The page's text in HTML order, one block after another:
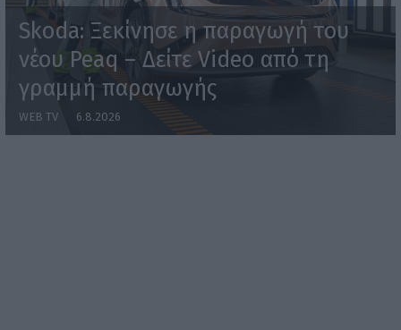
Skoda: Ξεκίνησε η παραγωγή του
νέου Peaq – Δείτε Video από τη
γραμμή παραγωγής
WEB TV 6.8.2026